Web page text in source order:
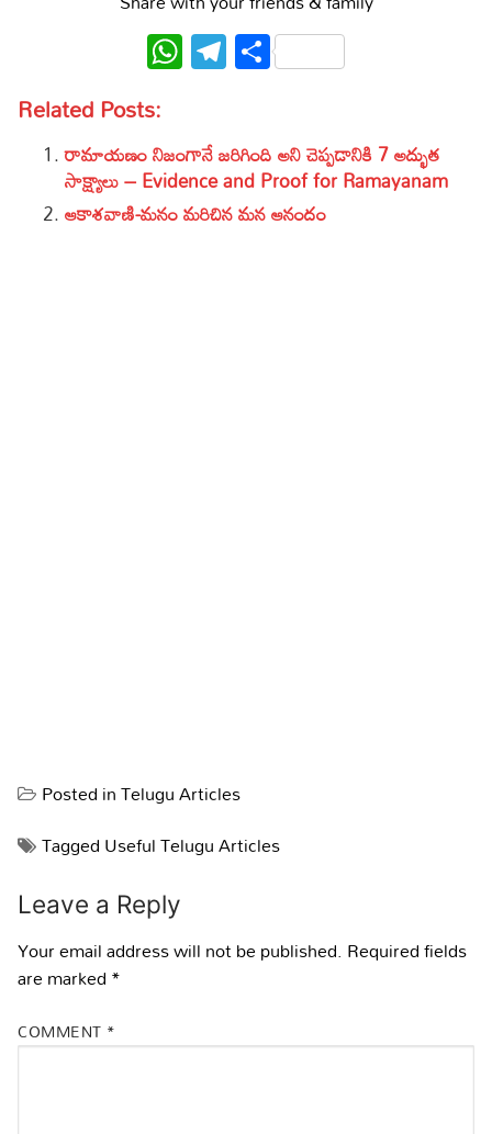
WhatsApp
Telegram
Share
Related Posts:
రామాయణం నిజంగానే జరిగింది అని చెప్పడానికి 7 అద్భుత
సాక్ష్యాలు – Evidence and Proof for Ramayanam
ఆకాశవాణి-మనం మరిచిన మన ఆనందం
Posted inTelugu Articles
TaggedUseful Telugu Articles
Leave a Reply
Your email address will not be published. Required fields
are marked*
COMMENT *